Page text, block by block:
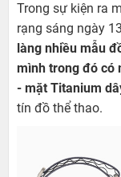
Trong sự kiện ra
rạng sáng ngày
làng nhiều mẫu
mình trong đó có
- mặt Titanium
tín đồ thể thao.